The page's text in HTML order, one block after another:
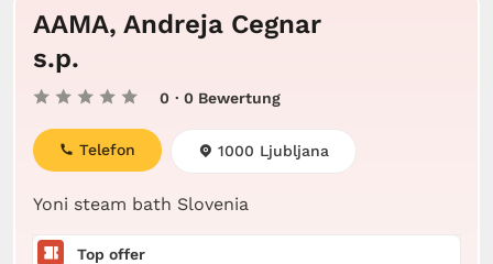
AAMA, Andreja Cegnar
s.p.
0 · 0 Bewertung
Yoni steam bath Slovenia
Telefon 1000 Ljubljana
Top offer